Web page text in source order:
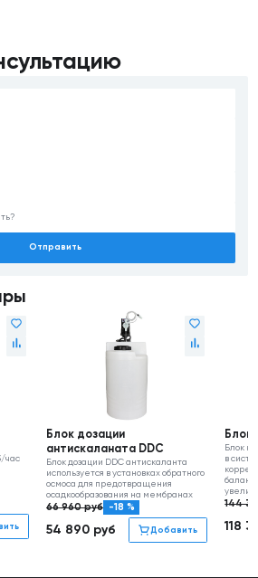
Отправить
час
Блок дозации
антискаланата DDC
Блок дозации DDC антискаланта
используется в установках обратного
осмоса для предотвращения
осадкообразования на мембранах
66 960руб -18 %
54 890 руб Добавить
Блок
Блок
в
144
118